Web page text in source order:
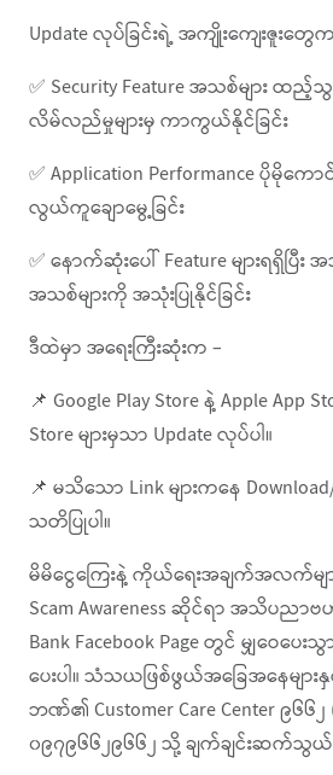
Update လုပ်ခြင်းရဲ့ အကျိုးကျေးဇူးတွေက
✅ Security Feature အသစ်များ ထည့်
လိမ်လည်မှုများမှ ကာကွယ်နိုင်ခြင်း
✅ Application Performance ပိုမိုကော
လွယ်ကူချောမွေ့ခြင်း
✅ နောက်ဆုံးပေါ် Feature များရရှိပြီး
အသစ်များကို အသုံးပြုနိုင်ခြင်း
ဒီထဲမှာ အရေးကြီးဆုံးက –
📌 Google Play Store နဲ့ Apple
Store များမှသာ Update လုပ်ပါ။
📌 မသိသော Link များကနေ
သတိပြုပါ။
မိမိငွေကြေးနဲ့ ကိုယ်ရေးအချက်အလက်မျာ
Scam Awareness ဆိုင်ရာ အသိပညာ
Bank Facebook Page တွင် မျှဝေပေ
ပေးပါ။ သံသယဖြစ်ဖွယ်အခြေအနေမျာ
ဘဏ်၏ Customer Care Center ၉၆
၀၉၇၉၆၆၂၉၆၆၂ သို့ ချက်ချင်းဆက်သွယ်